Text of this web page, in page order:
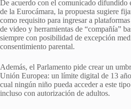
De acuerdo con el comunicado difundido
de la Eurocámara, la propuesta sugiere
como requisito para ingresar a
de video y herramientas de “compañía”
siempre con posibilidad de excepción
consentimiento parental.
Además, el Parlamento pide crear un
Unión Europea: un límite digital de 13
cual ningún niño pueda acceder a este
incluso con autorización de adultos.